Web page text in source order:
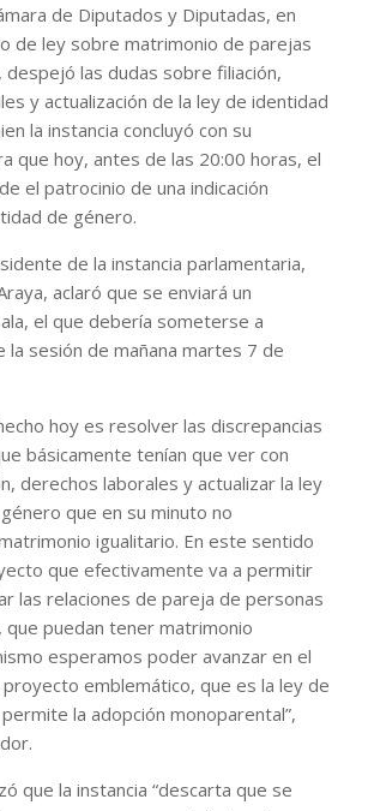
de Diputados y Diputadas, en
de ley sobre matrimonio de parejas
las dudas sobre filiación,
y actualización de la ley de identidad
la instancia concluyó con su
que hoy, antes de las 20:00 horas, el
el patrocinio de una indicación
de género.
de la instancia parlamentaria,
aclaró que se enviará un
el que debería someterse a
la sesión de mañana martes 7 de
hoy es resolver las discrepancias
básicamente tenían que ver con
derechos laborales y actualizar la ley
que en su minuto no
igualitario. En este sentido
que efectivamente va a permitir
las relaciones de pareja de personas
que puedan tener matrimonio
esperamos poder avanzar en el
emblemático, que es la ley de
la adopción monoparental”,
que la instancia “descarta que se